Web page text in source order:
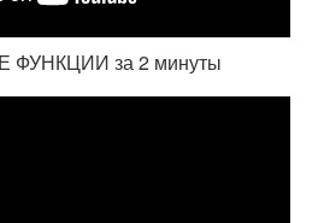
ФУНКЦИИ за 2 минуты